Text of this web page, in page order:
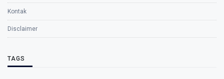
Kontak
Disclaimer
TAGS